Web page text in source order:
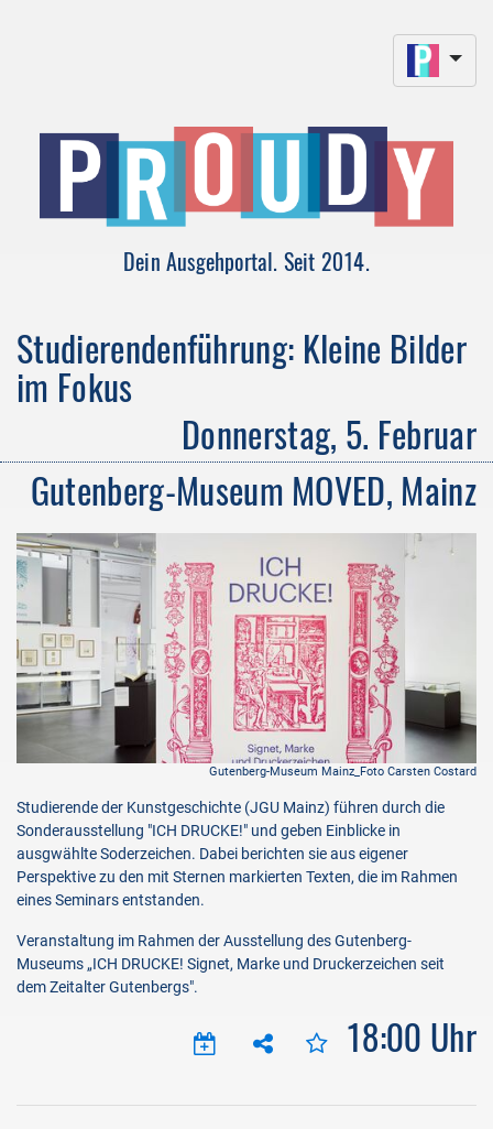
Dein Ausgehportal. Seit 2014.
Studierendenführung: Kleine Bilder
im Fokus
Donnerstag, 5. Februar
Gutenberg-Museum MOVED, Mainz
Gutenberg-Museum Mainz_Foto Carsten Costard
Studierende der Kunstgeschichte (JGU Mainz) führen durch die
Sonderausstellung "ICH DRUCKE!" und geben Einblicke in
ausgwählte Soderzeichen. Dabei berichten sie aus eigener
Perspektive zu den mit Sternen markierten Texten, die im Rahmen
eines Seminars entstanden.
Veranstaltung im Rahmen der Ausstellung des Gutenberg-
Museums „ICH DRUCKE! Signet, Marke und Druckerzeichen seit
dem Zeitalter Gutenbergs".
18:00 Uhr